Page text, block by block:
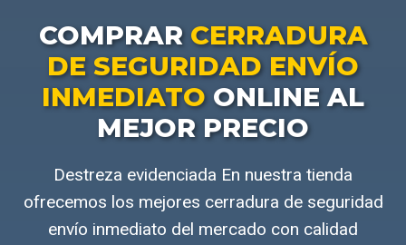
COMPRAR CERRADURA
DE SEGURIDAD ENVÍO
INMEDIATOONLINE AL
MEJOR PRECIO
Destreza evidenciada En nuestra tienda
ofrecemos los mejores cerradura de seguridad
envío inmediato del mercado con calidad